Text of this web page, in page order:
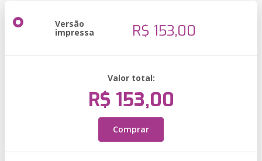
Versão
impressa R$ 153,00
Valor total:
R$ 153,00
Comprar